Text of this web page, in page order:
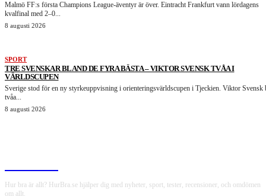
Malmö FF:s första Champions League-äventyr är över. Eintracht Frankfurt vann lördagens
kvalfinal med 2–0...
8 augusti 2026
SPORT
TRE SVENSKAR BLAND DE FYRA BÄSTA – VIKTOR SVENSK TVÅA I
VÄRLDSCUPEN
Sverige stod för en ny styrkeuppvisning i orienteringsvärldscupen i Tjeckien. Viktor Svensk
tvåa...
8 augusti 2026
Hur bra är allt? HurBra.se hjälper dig med nyheter, sport, tester, recensioner, och omdömen
om allt.